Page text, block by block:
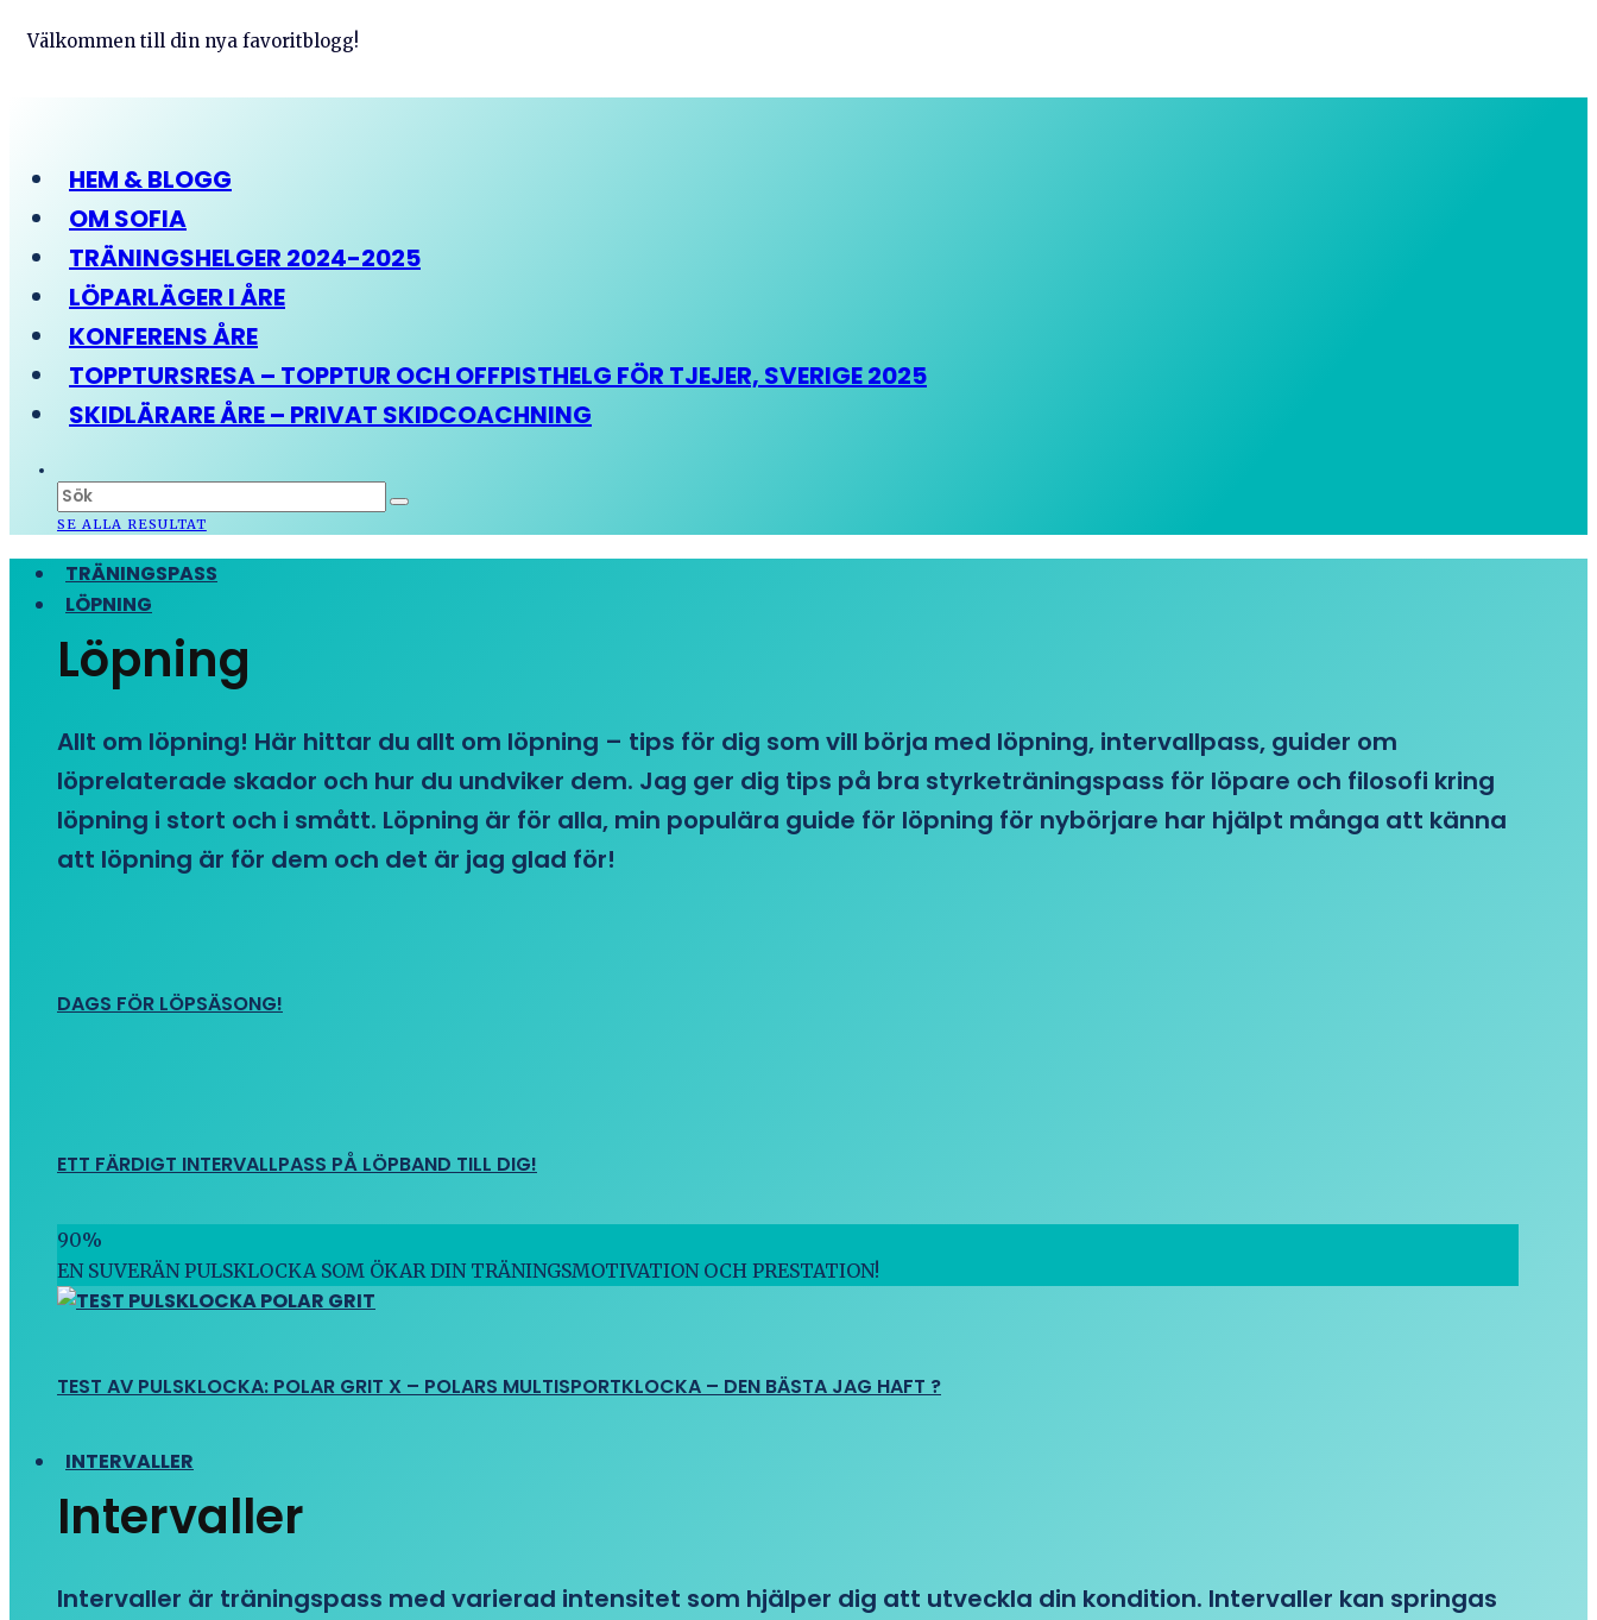
Välkommen till din nya favoritblogg!
HEM & BLOGG
OM SOFIA
TRÄNINGSHELGER 2024-2025
LÖPARLÄGER I ÅRE
KONFERENS ÅRE
TOPPTURSRESA – TOPPTUR OCH OFFPISTHELG FÖR TJEJER, SVERIGE 2025
SKIDLÄRARE ÅRE – PRIVAT SKIDCOACHNING
SE ALLA RESULTAT
TRÄNINGSPASS
LÖPNING
Löpning
Allt om löpning! Här hittar du allt om löpning – tips för dig som vill börja med löpning, intervallpass, guider om
löprelaterade skador och hur du undviker dem. Jag ger dig tips på bra styrketräningspass för löpare och filosofi kring
löpning i stort och i smått. Löpning är för alla, min populära guide för löpning för nybörjare har hjälpt många att känna
att löpning är för dem och det är jag glad för!
DAGS FÖR LÖPSÄSONG!
ETT FÄRDIGT INTERVALLPASS PÅ LÖPBAND TILL DIG!
90%
EN SUVERÄN PULSKLOCKA SOM ÖKAR DIN TRÄNINGSMOTIVATION OCH PRESTATION!
TEST AV PULSKLOCKA: POLAR GRIT X – POLARS MULTISPORTKLOCKA – DEN BÄSTA JAG HAFT ?
INTERVALLER
Intervaller
Intervaller är träningspass med varierad intensitet som hjälper dig att utveckla din kondition. Intervaller kan springas